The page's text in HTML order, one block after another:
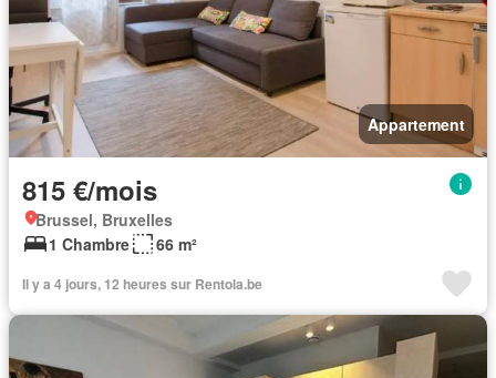
Appartement
815 €/mois
Brussel, Bruxelles
1 Chambre
66 m²
Il y a 4 jours, 12 heures sur Rentola.be